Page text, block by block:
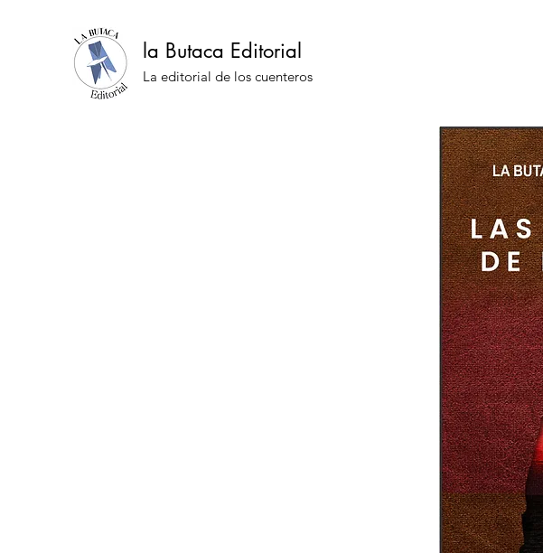
la Butaca Editorial
La editorial de los cuenteros